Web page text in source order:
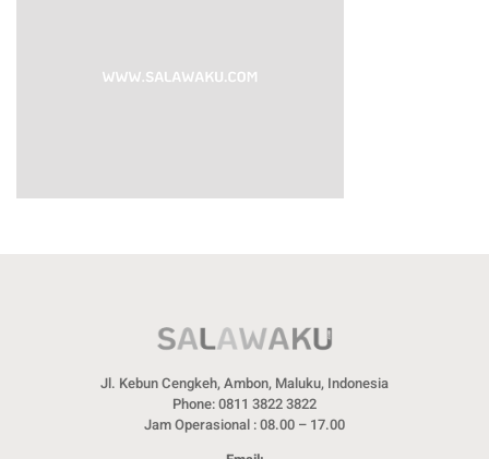
Jl. Kebun Cengkeh, Ambon, Maluku, Indonesia
Phone: 0811 3822 3822
Jam Operasional : 08.00 – 17.00